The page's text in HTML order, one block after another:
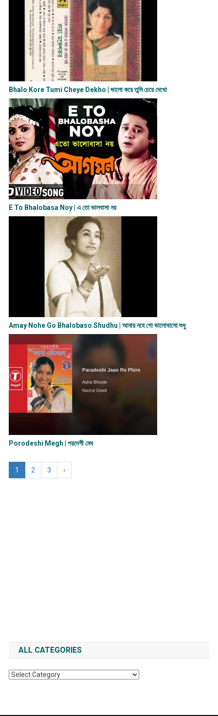
Bhalo Kore Tumi Cheye Dekho | ভালো করে তুমি চেয়ে দেখো
E To Bhalobasa Noy | এ তো ভালবাসা ন​য়
Amay Nohe Go Bhalobaso Shudhu | আমায় নহে গো ভালোবাসো শুধু
Porodeshi Megh | পরদেশী মেঘ
1 2 3 ›
ALL CATEGORIES
All